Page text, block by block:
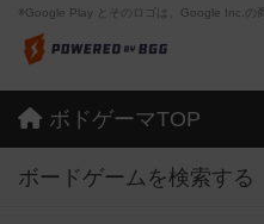
※Google Play とそのロゴは、Google Inc.の
ボドゲーマTOP
ボードゲームを検索する